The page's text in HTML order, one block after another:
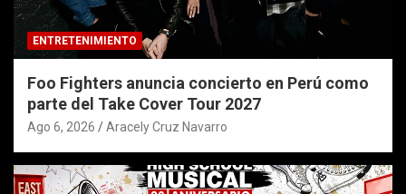
ENTRETENIMIENTO
Foo Fighters anuncia concierto en Perú como
parte del Take Cover Tour 2027
Ago 6, 2026 Aracely Cruz Navarro